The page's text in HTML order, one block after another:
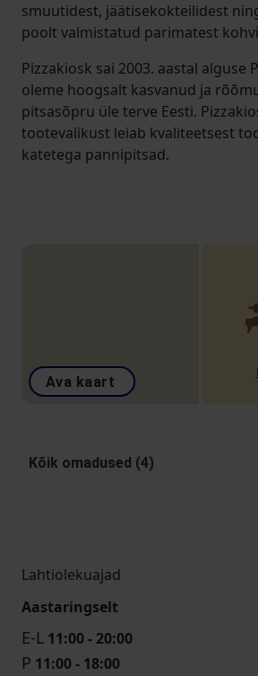
smuutidest, jäätisekokteilidest
poolt valmistatud parimatest
Pizzakiosk sai 2003. aastal alguse
oleme hoogsalt kasvanud ja
pitsasõpru üle terve Eesti.
tootevalikust leiab kvaliteetsest
katetega pannipitsad.
Ava kaart
Kõik omadused (4)
Lahtiolekuajad
Aastaringselt
E-L 11:00 - 20:00
P 11:00 - 18:00